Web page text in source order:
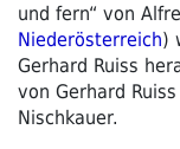
und fern“ von
Niederösterreich)
Gerhard Ruiss
von Gerhard
Nischkauer.